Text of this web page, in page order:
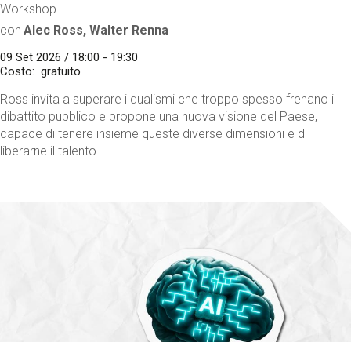
Workshop
con Alec Ross, Walter Renna
09 Set 2026 / 18:00 - 19:30
Costo
gratuito
Ross invita a superare i dualismi che troppo spesso frenano il
dibattito pubblico e propone una nuova visione del Paese,
capace di tenere insieme queste diverse dimensioni e di
liberarne il talento